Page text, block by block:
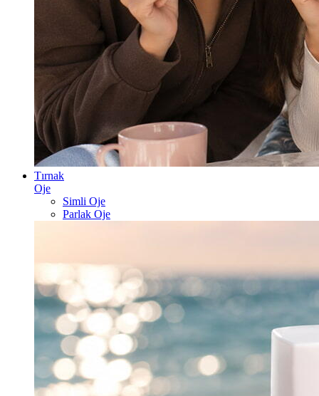
Tırnak
Oje
Simli Oje
Parlak Oje